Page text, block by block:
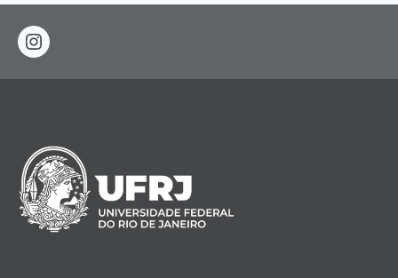
instagram